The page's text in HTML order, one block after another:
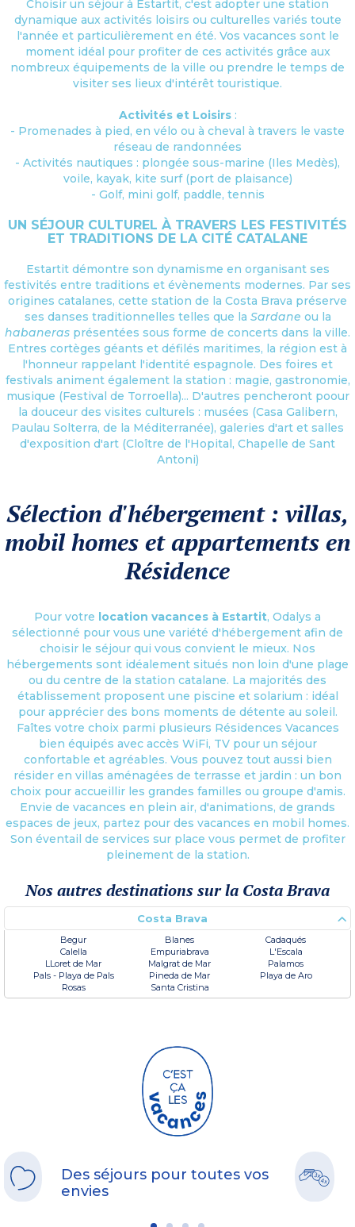
Choisir un séjour à Estartit, c'est adopter une station
dynamique aux activités loisirs ou culturelles variés toute
l'année et particulièrement en été. Vos vacances sont le
moment idéal pour profiter de ces activités grâce aux
nombreux équipements de la ville ou prendre le temps de
visiter ses lieux d'intérêt touristique.
Activités et Loisirs:
- Promenades à pied, en vélo ou à cheval à travers le vaste
réseau de randonnées
- Activités nautiques : plongée sous-marine (Iles Medès),
voile, kayak, kite surf (port de plaisance)
- Golf, mini golf, paddle, tennis
UN SÉJOUR CULTUREL À TRAVERS LES FESTIVITÉS
ET TRADITIONS DE LA CITÉ CATALANE
Estartit démontre son dynamisme en organisant ses
festivités entre traditions et évènements modernes. Par ses
origines catalanes, cette station de la Costa Brava préserve
ses danses traditionnelles telles que la Sardane ou la
habaneras présentées sous forme de concerts dans la ville.
Entres cortèges géants et défilés maritimes, la région est à
l'honneur rappelant l'identité espagnole. Des foires et
festivals animent également la station : magie, gastronomie,
musique (Festival de Torroella)... D'autres pencheront poour
la douceur des visites culturels : musées (Casa Galibern,
Paulau Solterra, de la Méditerranée), galeries d'art et salles
d'exposition d'art (Cloître de l'Hopital, Chapelle de Sant
Antoni)
Sélection d'hébergement : villas,
mobil homes et appartements en
Résidence
Pour votre location vacances à Estartit, Odalys a
sélectionné pour vous une variété d'hébergement afin de
choisir le séjour qui vous convient le mieux. Nos
hébergements sont idéalement situés non loin d'une plage
ou du centre de la station catalane. La majorités des
établissement proposent une piscine et solarium : idéal
pour apprécier des bons moments de détente au soleil.
Faîtes votre choix parmi plusieurs Résidences Vacances
bien équipés avec accès WiFi, TV pour un séjour
confortable et agréables. Vous pouvez tout aussi bien
résider en villas aménagées de terrasse et jardin : un bon
choix pour accueillir les grandes familles ou groupe d'amis.
Envie de vacances en plein air, d'animations, de grands
espaces de jeux, partez pour des vacances en mobil homes.
Son éventail de services sur place vous permet de profiter
pleinement de la station.
Nos autres destinations sur la Costa Brava
Costa Brava
Begur Blanes
Cadaqués
Calella
Empuriabrava
L'Escala
LLoret de Mar
Malgrat de Mar
Palamos
Pals - Playa de Pals
Pineda de Mar
Playa de Aro
Rosas
Santa Cristina
Des séjours pour toutes vos
envies